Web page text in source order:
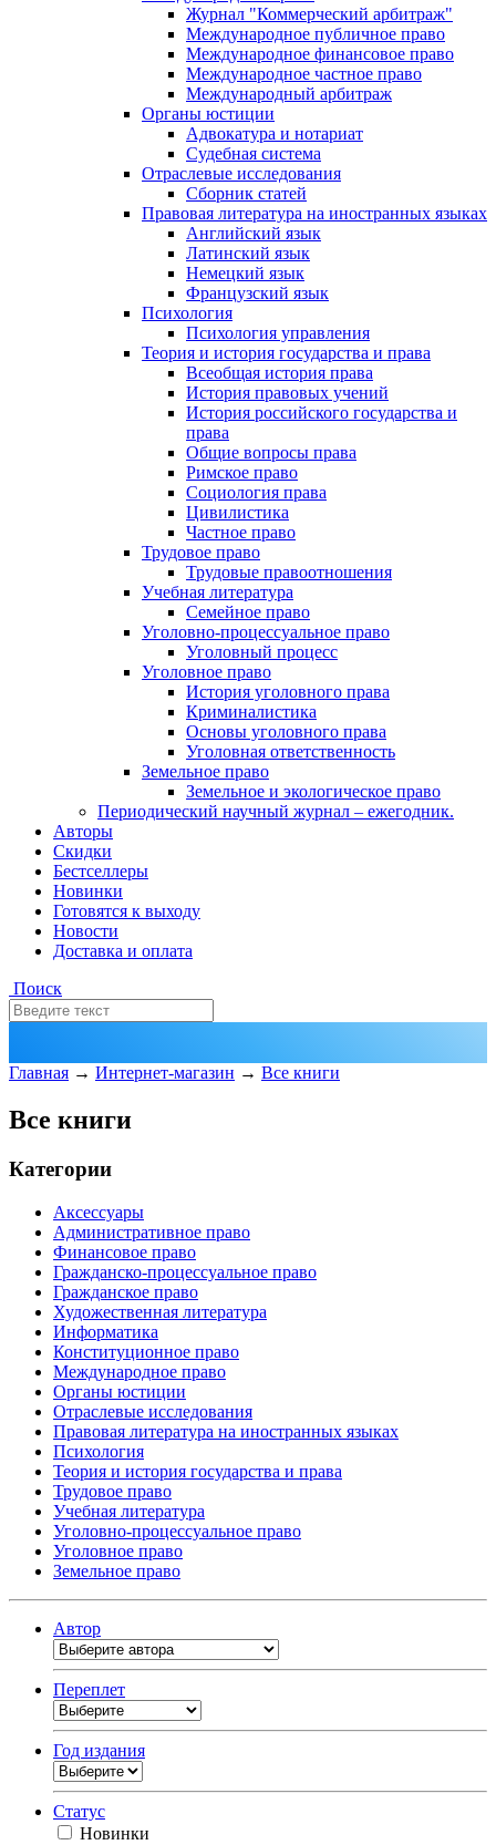
Журнал "Коммерческий арбитраж"
Международное публичное право
Международное финансовое право
Международное частное право
Международный арбитраж
Органы юстиции
Адвокатура и нотариат
Судебная система
Отраслевые исследования
Сборник статей
Правовая литература на иностранных языках
Английский язык
Латинский язык
Немецкий язык
Французский язык
Психология
Психология управления
Теория и история государства и права
Всеобщая история права
История правовых учений
История российского государства и
права
Общие вопросы права
Римское право
Социология права
Цивилистика
Частное право
Трудовое право
Трудовые правоотношения
Учебная литература
Семейное право
Уголовно-процессуальное право
Уголовный процесс
Уголовное право
История уголовного права
Криминалистика
Основы уголовного права
Уголовная ответственность
Земельное право
Земельное и экологическое право
Периодический научный журнал – ежегодник.
Авторы
Скидки
Бестселлеры
Новинки
Готовятся к выходу
Новости
Доставка и оплата
Поиск
Главная → Интернет-магазин → Все книги
Все книги
Категории
Аксессуары
Административное право
Финансовое право
Гражданско-процессуальное право
Гражданское право
Художественная литература
Информатика
Конституционное право
Международное право
Органы юстиции
Отраслевые исследования
Правовая литература на иностранных языках
Психология
Теория и история государства и права
Трудовое право
Учебная литература
Уголовно-процессуальное право
Уголовное право
Земельное право
Автор
Переплет
Год издания
Статус
Новинки